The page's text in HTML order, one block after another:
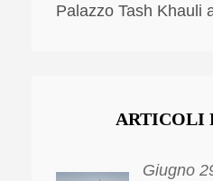
Palazzo Tash Khauli
ARTICOLI
Giugno